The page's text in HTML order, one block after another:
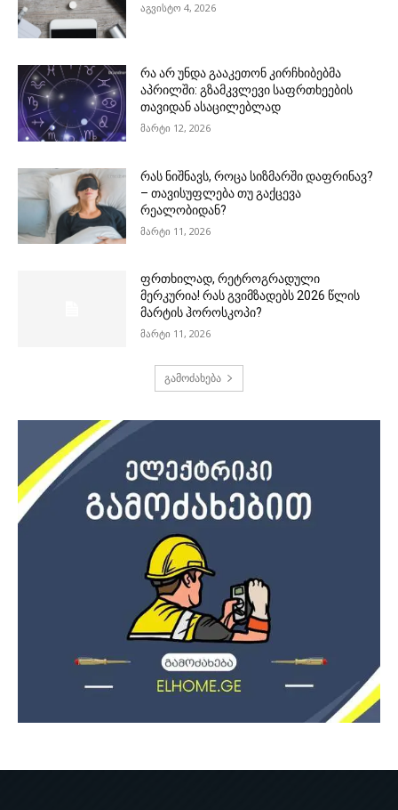
აგვისტო 4, 2026
რა არ უნდა გააკეთონ კირჩხიბებმა
აპრილში: გზამკვლევი საფრთხეების
თავიდან ასაცილებლად
მარტი 12, 2026
რას ნიშნავს, როცა სიზმარში დაფრინავ?
– თავისუფლება თუ გაქცევა
რეალობიდან?
მარტი 11, 2026
ფრთხილად, რეტროგრადული
მერკურია! რას გვიმზადებს 2026 წლის
მარტის ჰოროსკოპი?
მარტი 11, 2026
გამოძახება